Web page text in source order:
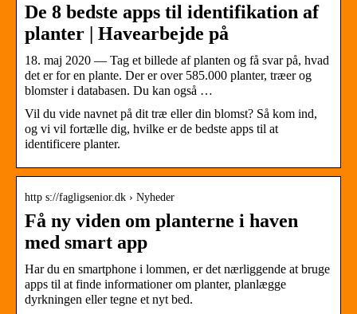
De 8 bedste apps til identifikation af
planter | Havearbejde på
18. maj 2020 — Tag et billede af planten og få svar på, hvad
det er for en plante. Der er over 585.000 planter, træer og
blomster i databasen. Du kan også …
Vil du vide navnet på dit træ eller din blomst? Så kom ind,
og vi vil fortælle dig, hvilke er de bedste apps til at
identificere planter.
http s://fagligsenior.dk › Nyheder
Få ny viden om planterne i haven
med smart app
Har du en smartphone i lommen, er det nærliggende at bruge
apps til at finde informationer om planter, planlægge
dyrkningen eller tegne et nyt bed.